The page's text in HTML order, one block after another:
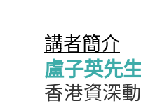
講者簡介
盧子英先
香港資深